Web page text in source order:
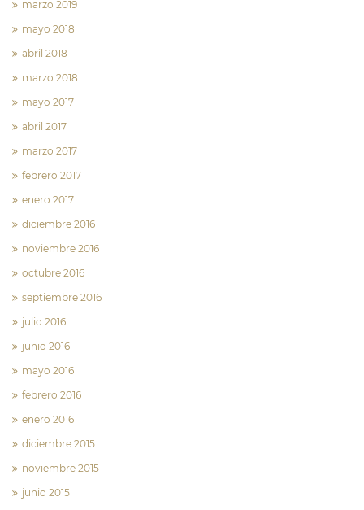
marzo 2019
mayo 2018
abril 2018
marzo 2018
mayo 2017
abril 2017
marzo 2017
febrero 2017
enero 2017
diciembre 2016
noviembre 2016
octubre 2016
septiembre 2016
julio 2016
junio 2016
mayo 2016
febrero 2016
enero 2016
diciembre 2015
noviembre 2015
junio 2015